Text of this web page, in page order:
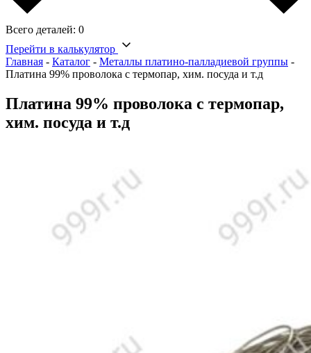
Всего деталей: 0
Перейти в калькулятор
Главная - Каталог - Металлы платино-палладиевой группы -
Платина 99% проволока с термопар, хим. посуда и т.д
Платина 99% проволока с термопар,
хим. посуда и т.д